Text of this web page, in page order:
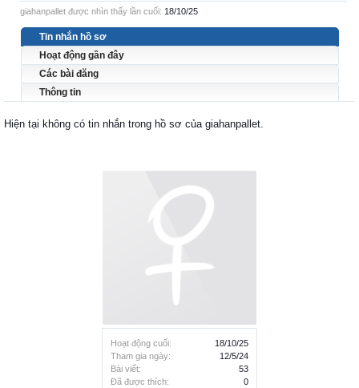
Hoạt động cuối:
18/10/25
Tham gia ngày:
12/5/24
Bài viết:
53
Đã được thích:
0
giahanpallet được nhìn thấy lần cuối: 18/10/25
Tin nhắn hồ sơ
Hoạt động gần đây
Các bài đăng
Thông tin
Hiện tại không có tin nhắn trong hồ sơ của giahanpallet.